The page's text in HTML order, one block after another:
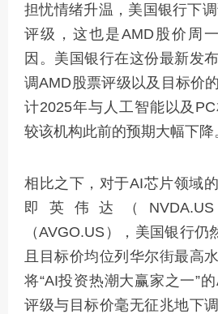
担忧情绪升温，美国银行下
评级，这也是AMD股价周
因。美国银行在这份最新发
调AMD股票评级以及目标价
计2025年与人工智能以及
较该机构此前的预期大幅下降
相比之下，对于AI芯片领域
即英伟达（
（AVGO.US），美国银行仍
且目标价均位列华尔街最高
将“AI投资热潮大赢家之一”
评级与目标价毫无征兆地下